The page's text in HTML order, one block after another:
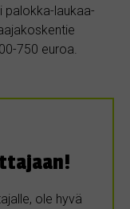
palokka-laukaa-
750 euroa.
ole hyvä